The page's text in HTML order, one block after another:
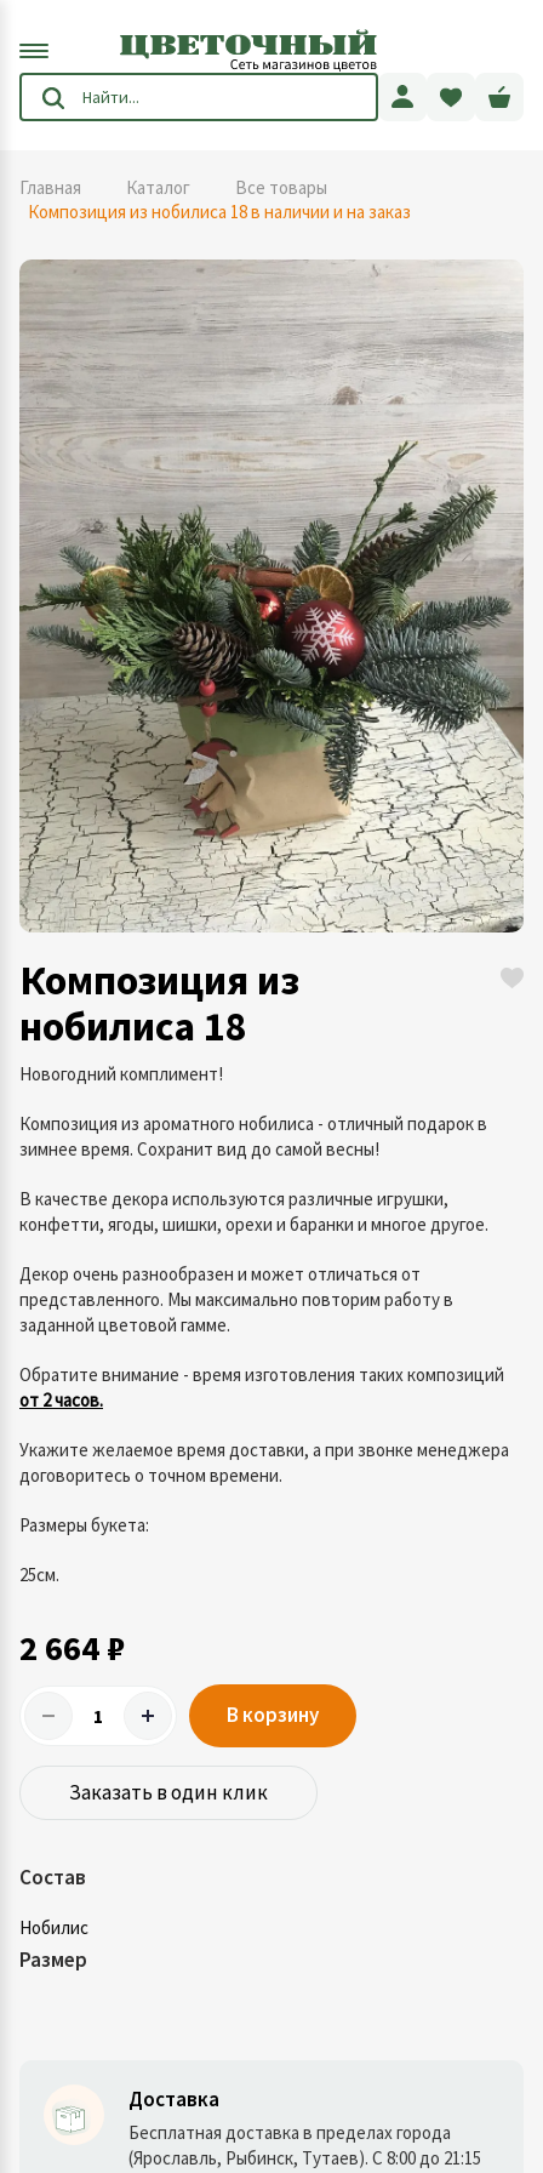
Главная Каталог
Все товары
Композиция из нобилиса 18 в наличии и на заказ
Композиция из
нобилиса 18
Новогодний комплимент!
Композиция из ароматного нобилиса - отличный подарок в
зимнее время. Сохранит вид до самой весны!
В качестве декора используются различные игрушки,
конфетти, ягоды, шишки, орехи и баранки и многое другое.
Декор очень разнообразен и может отличаться от
представленного. Мы максимально повторим работу в
заданной цветовой гамме.
Обратите внимание - время изготовления таких композиций
от 2 часов.
Укажите желаемое время доставки, а при звонке менеджера
договоритесь о точном времени.
Размеры букета:
25см.
2 664 ₽
В корзину
Заказать в один клик
Состав
Нобилис
Размер
Доставка
Бесплатная доставка в пределах города
(Ярославль, Рыбинск, Тутаев). С 8:00 до 21:15